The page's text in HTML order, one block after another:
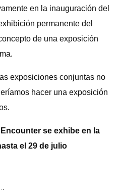
en la inauguración del
permanente del
de una exposición
exposiciones conjuntas no
hacer una exposición
se exhibe en la
el 29 de julio